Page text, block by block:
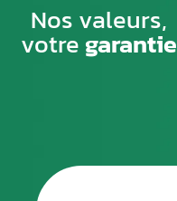
Nos valeurs,
votregarantie